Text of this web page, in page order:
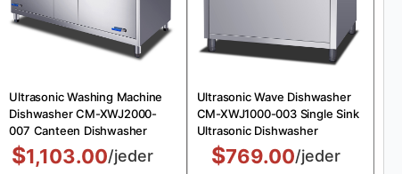
Ultrasonic Washing Machine
Dishwasher CM-XWJ2000-
007 Canteen Dishwasher
$1,103.00/jeder
Ultrasonic Wave Dishwasher
CM-XWJ1000-003 Single Sink
Ultrasonic Dishwasher
$769.00/jeder